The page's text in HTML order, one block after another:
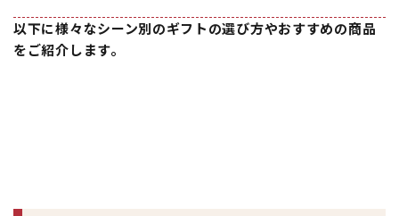
以下に様々なシーン別のギフトの選び方やおすすめの商品
をご紹介します。